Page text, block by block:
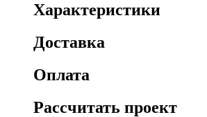
Характеристики
Доставка
Оплата
Рассчитать проект